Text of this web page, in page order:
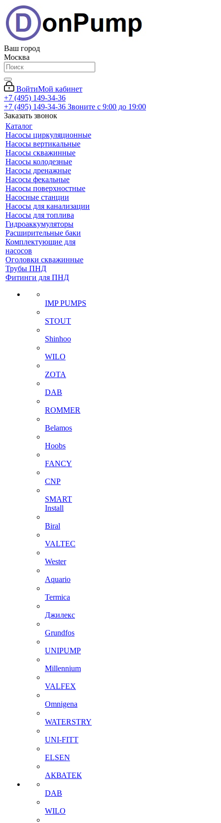
Ваш город
Москва
ВойтиМой кабинет
+7 (495) 149-34-36
+7 (495) 149-34-36 Звоните с 9:00 до 19:00
Заказать звонок
Каталог
Насосы циркуляционные
Насосы вертикальные
Насосы скважинные
Насосы колодезные
Насосы дренажные
Насосы фекальные
Насосы поверхностные
Насосные станции
Насосы для канализации
Насосы для топлива
Гидроаккумуляторы
Расширительные баки
Комплектующие для
насосов
Оголовки скважинные
Трубы ПНД
Фитинги для ПНД
IMP PUMPS
STOUT
Shinhoo
WILO
ZOTA
DAB
ROMMER
Belamos
Hoobs
FANCY
CNP
SMART
Install
Biral
VALTEC
Wester
Aquario
Termica
Джилекс
Grundfos
UNIPUMP
Millennium
VALFEX
Omnigena
WATERSTRY
UNI-FITT
ELSEN
АКВАТЕК
DAB
WILO